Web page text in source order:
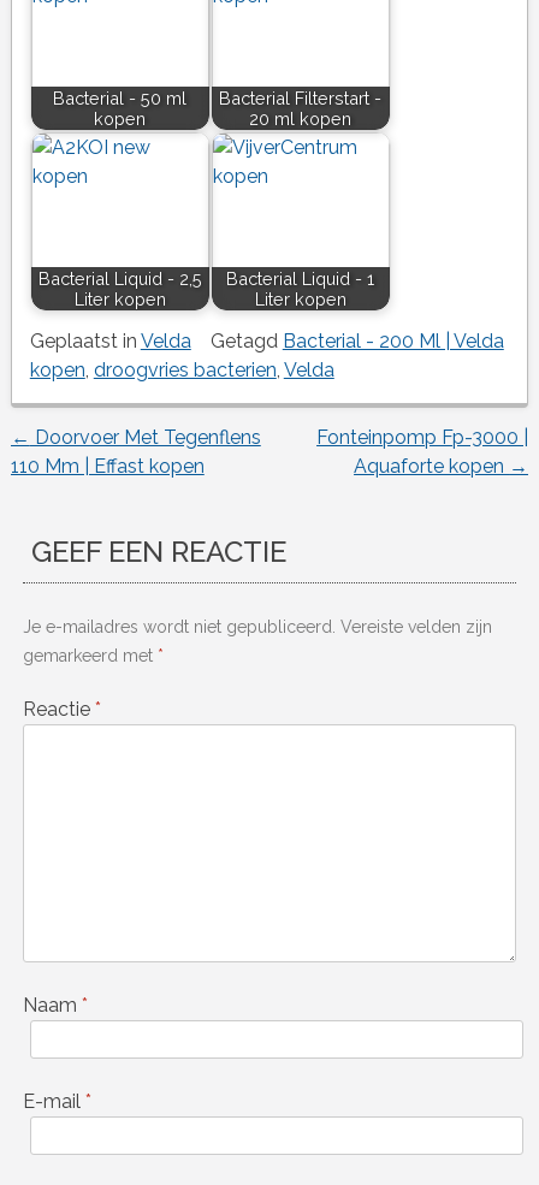
Bacterial - 50 ml
kopen
Bacterial Filterstart -
20 ml kopen
Bacterial Liquid - 2,5
Liter kopen
Bacterial Liquid - 1
Liter kopen
Geplaatst in Velda Getagd Bacterial - 200 Ml | Velda
kopen, droogvries bacterien, Velda
Berichtnavigatie
← Doorvoer Met Tegenflens
110 Mm | Effast kopen
Fonteinpomp Fp-3000 |
Aquaforte kopen →
GEEF EEN REACTIE
Je e-mailadres wordt niet gepubliceerd. Vereiste velden zijn
gemarkeerd met *
Reactie *
Naam *
E-mail *